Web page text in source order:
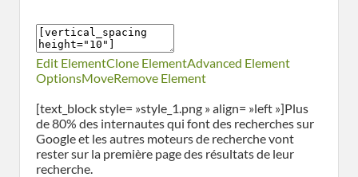
Edit ElementClone ElementAdvanced Element
OptionsMoveRemove Element
[text_block style= »style_1.png » align= »left »]Plus
de 80% des internautes qui font des recherches sur
Google et les autres moteurs de recherche vont
rester sur la première page des résultats de leur
recherche.